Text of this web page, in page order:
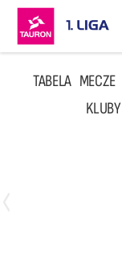
TABELA MECZE
KLUBY